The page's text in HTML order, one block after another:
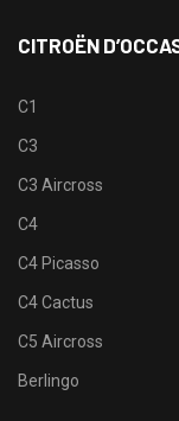
CITROËN
C1
C3
C3 Aircross
C4
C4 Picasso
C4 Cactus
C5 Aircross
Berlingo